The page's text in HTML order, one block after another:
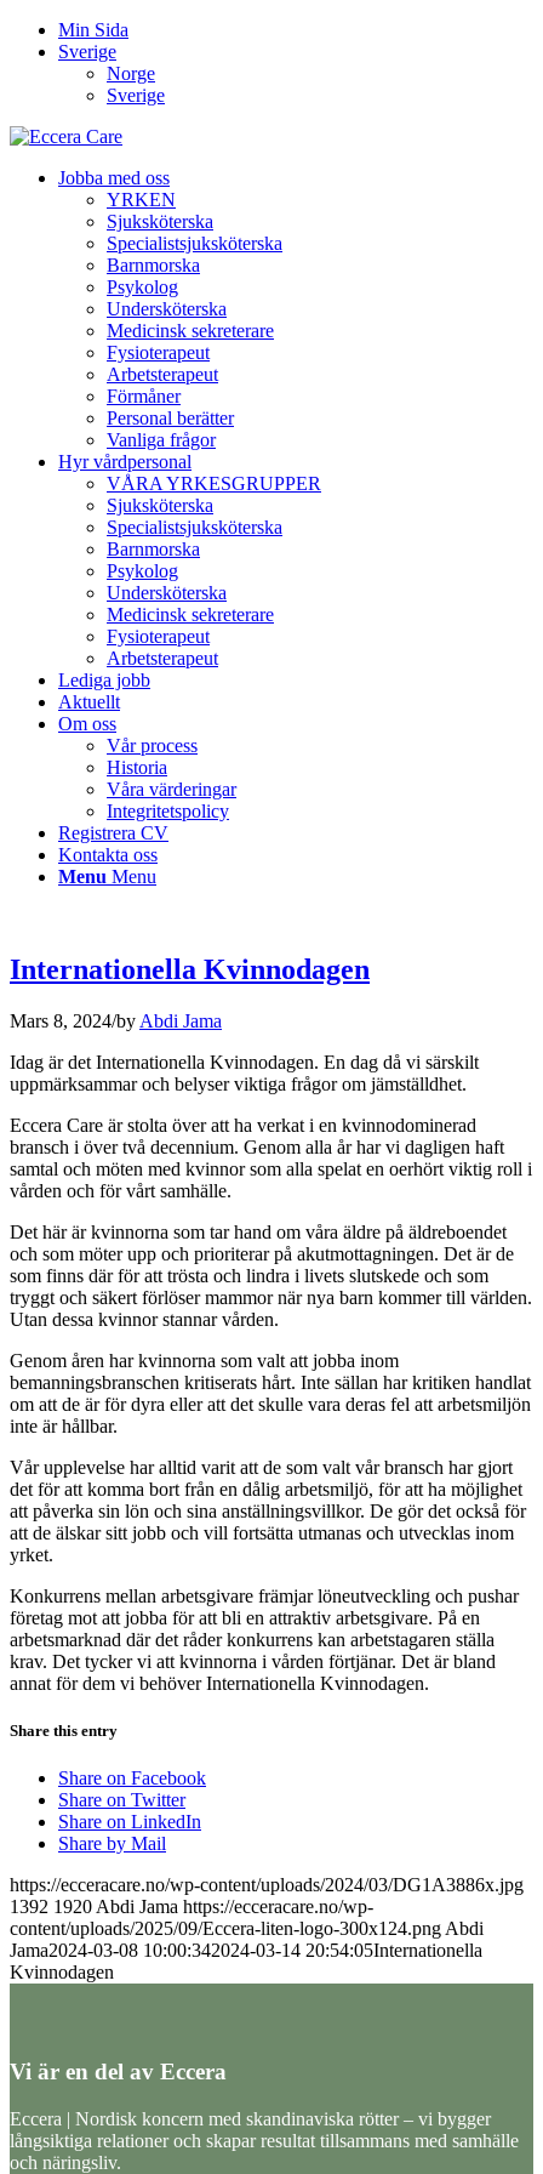
Min Sida
Sverige
Norge
Sverige
Jobba med oss
YRKEN
Sjuksköterska
Specialistsjuksköterska
Barnmorska
Psykolog
Undersköterska
Medicinsk sekreterare
Fysioterapeut
Arbetsterapeut
Förmåner
Personal berätter
Vanliga frågor
Hyr vårdpersonal
VÅRA YRKESGRUPPER
Sjuksköterska
Specialistsjuksköterska
Barnmorska
Psykolog
Undersköterska
Medicinsk sekreterare
Fysioterapeut
Arbetsterapeut
Lediga jobb
Aktuellt
Om oss
Vår process
Historia
Våra värderingar
Integritetspolicy
Registrera CV
Kontakta oss
Menu Menu
Internationella Kvinnodagen
Mars 8, 2024/by Abdi Jama
Idag är det Internationella Kvinnodagen. En dag då vi särskilt
uppmärksammar och belyser viktiga frågor om jämställdhet.
Eccera Care är stolta över att ha verkat i en kvinnodominerad
bransch i över två decennium. Genom alla år har vi dagligen haft
samtal och möten med kvinnor som alla spelat en oerhört viktig roll i
vården och för vårt samhälle.
Det här är kvinnorna som tar hand om våra äldre på äldreboendet
och som möter upp och prioriterar på akutmottagningen. Det är de
som finns där för att trösta och lindra i livets slutskede och som
tryggt och säkert förlöser mammor när nya barn kommer till världen.
Utan dessa kvinnor stannar vården.
Genom åren har kvinnorna som valt att jobba inom
bemanningsbranschen kritiserats hårt. Inte sällan har kritiken handlat
om att de är för dyra eller att det skulle vara deras fel att arbetsmiljön
inte är hållbar.
Vår upplevelse har alltid varit att de som valt vår bransch har gjort
det för att komma bort från en dålig arbetsmiljö, för att ha möjlighet
att påverka sin lön och sina anställningsvillkor. De gör det också för
att de älskar sitt jobb och vill fortsätta utmanas och utvecklas inom
yrket.
Konkurrens mellan arbetsgivare främjar löneutveckling och pushar
företag mot att jobba för att bli en attraktiv arbetsgivare. På en
arbetsmarknad där det råder konkurrens kan arbetstagaren ställa
krav. Det tycker vi att kvinnorna i vården förtjänar. Det är bland
annat för dem vi behöver Internationella Kvinnodagen.
Share this entry
Share on Facebook
Share on Twitter
Share on LinkedIn
Share by Mail
https://ecceracare.no/wp-content/uploads/2024/03/DG1A3886x.jpg
1392 1920 Abdi Jama https://ecceracare.no/wp-
content/uploads/2025/09/Eccera-liten-logo-300x124.png Abdi
Jama2024-03-08 10:00:342024-03-14 20:54:05Internationella
Kvinnodagen
Vi är en del av Eccera
Eccera | Nordisk koncern med skandinaviska rötter – vi bygger
långsiktiga relationer och skapar resultat tillsammans med samhälle
och näringsliv.